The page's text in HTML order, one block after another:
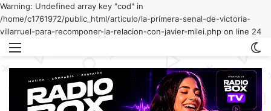
Warning: Undefined array key "cod" in
/home/c1761972/public_html/articulo/la-primera-senal-de-victoria-
villarruel-para-recomponer-la-relacion-con-javier-milei.php on line 24